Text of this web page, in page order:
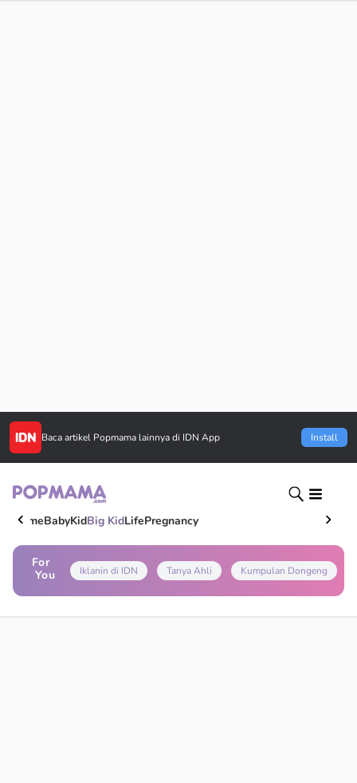
Baca artikel Popmama lainnya di IDN App Install
HomeBabyKidBig KidLifePregnancy
For
You
Iklanin di IDN Tanya Ahli Kumpulan Dongeng